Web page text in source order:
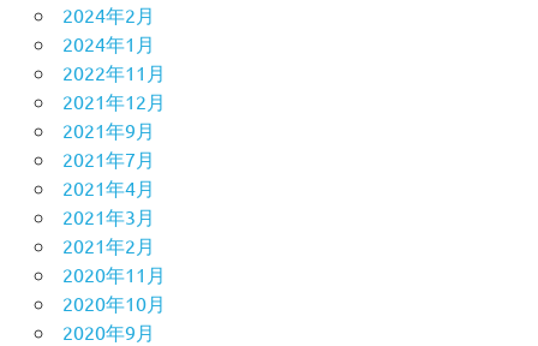
2024年2月
2024年1月
2022年11月
2021年12月
2021年9月
2021年7月
2021年4月
2021年3月
2021年2月
2020年11月
2020年10月
2020年9月